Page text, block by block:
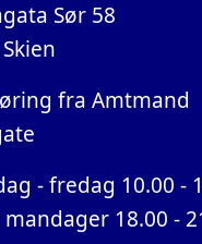
Sør 58
fra Amtmand
- fredag 10.00 -
mandager 18.00 -